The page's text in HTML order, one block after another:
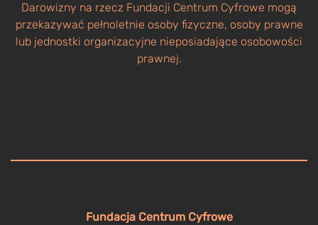
Darowizny na rzecz Fundacji Centrum Cyfrowe mogą
przekazywać pełnoletnie osoby fizyczne, osoby prawne
lub jednostki organizacyjne nieposiadające osobowości
prawnej.
Fundacja Centrum Cyfrowe